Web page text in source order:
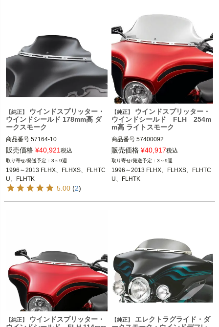
【純正】
ウインドスプリッター・
ウインドシールド 178mm高 ダ
ークスモーク
商品番号 57164-10
※ウインドシールドバッグまたはポー
チ装着車は不可
販売価格 ¥40,921 税込
3～9週
1996～2013 FLHX、FLHXS、FLHTC
U、FLHTK
5.00 (2)
【純正】
ウインドスプリッター・
ウインドシールド FLH 254m
m高 ライトスモーク
商品番号 57400092
ソン）
販売価格 ¥40,917税込
3～9週
1996～2013 FLHX、FLHXS、FLHTC
U、FLHTK
【純正】
ウインドスプリッター・
【純正】
エレクトラグライド・ダ